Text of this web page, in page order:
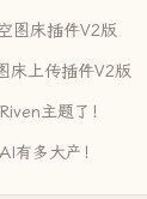
图床插件V2版
床上传插件V2版
主题了！
有多大产！